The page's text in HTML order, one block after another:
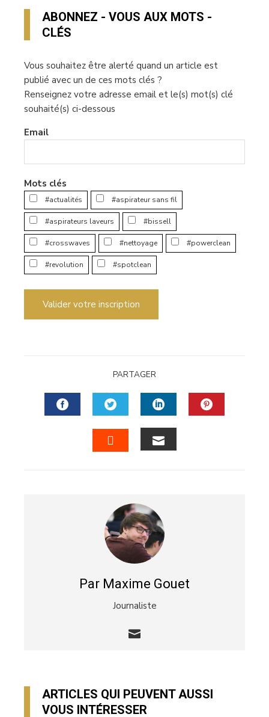
ABONNEZ - VOUS AUX MOTS -
CLÉS
Vous souhaitez être alerté quand un article est
publié avec un de ces mots clés ?
Renseignez votre adresse email et le(s) mot(s) clé
souhaité(s) ci-dessous
Email
Mots clés
#actualités #aspirateur sans fil
#aspirateurs laveurs #bissell
#crosswaves #nettoyage #powerclean
#revolution #spotclean
Valider votre inscription
PARTAGER
FACEBOOKTWITTERLINKEDIN
Par Maxime Gouet
Journaliste
ARTICLES QUI PEUVENT AUSSI
VOUS INTÉRESSER